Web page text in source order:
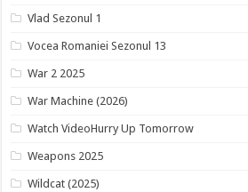
Vlad Sezonul 1
Vocea Romaniei Sezonul 13
War 2 2025
War Machine (2026)
Watch VideoHurry Up Tomorrow
Weapons 2025
Wildcat (2025)